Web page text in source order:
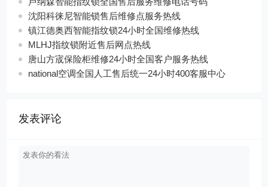
沈阳科徕尼智能锁售后维修点服务热线
镇江德奥西智能指纹锁24小时全国维修热线
MLHJ指纹锁附近售后网点热线
唐山方宬保险柜维修24小时全国客户服务热线
national空调全国人工售后统一24小时400客服中心
发表评论